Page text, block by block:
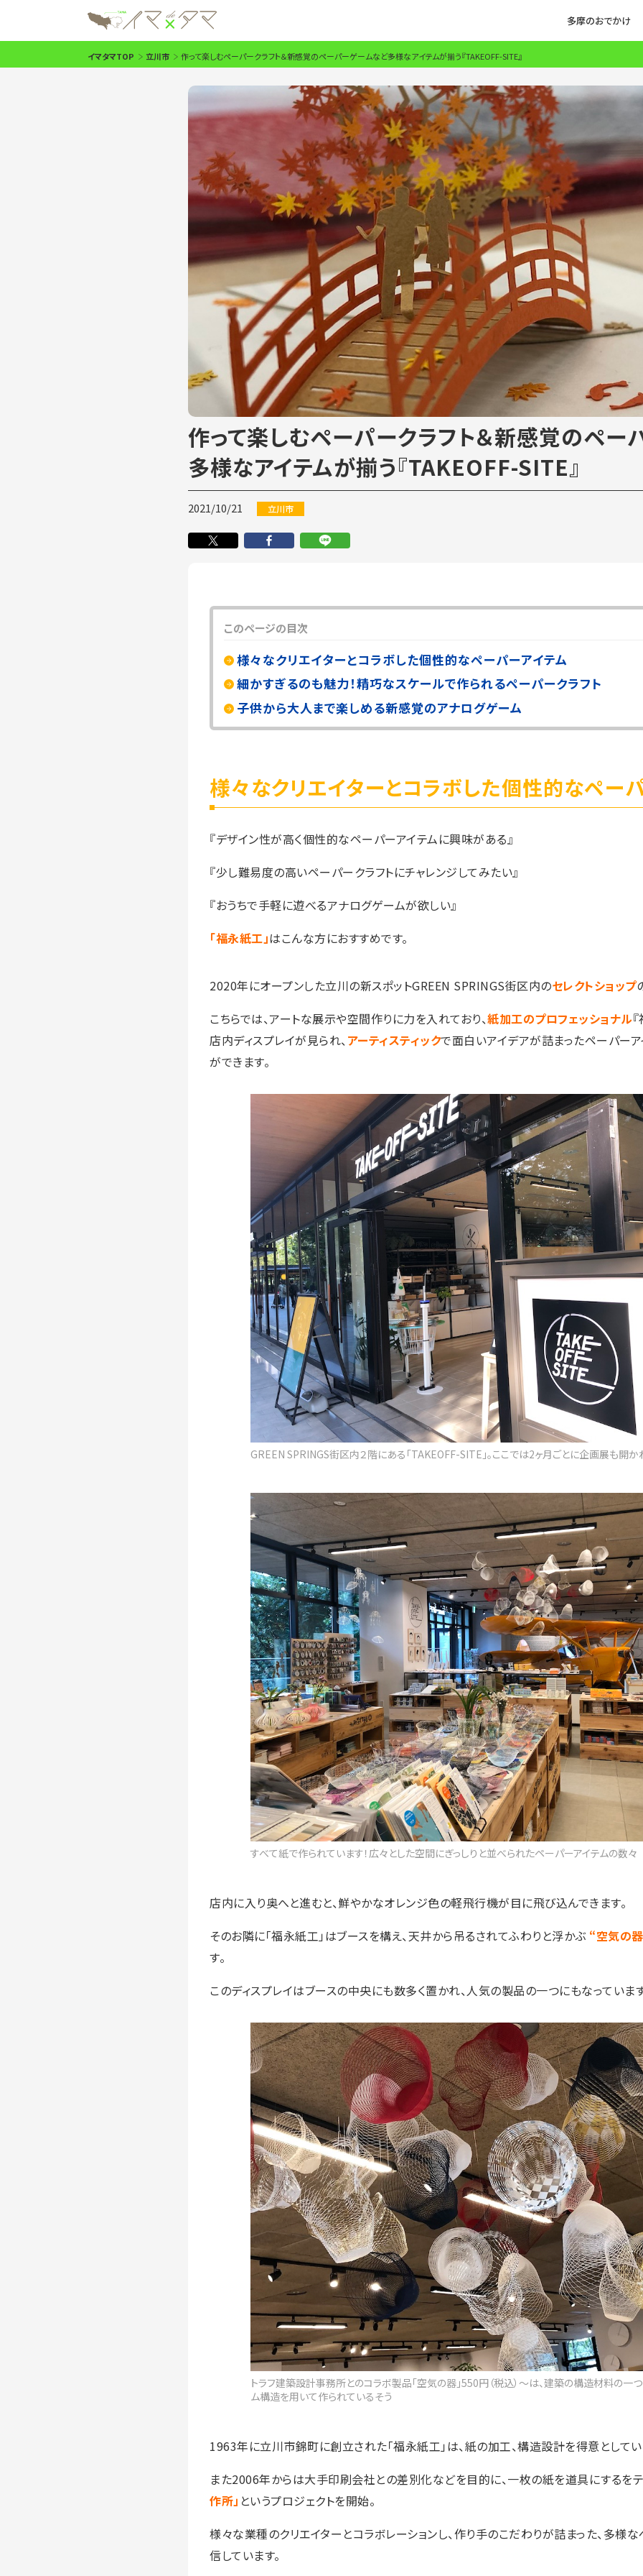
多摩のおでかけ
イマタマTOP 立川市 作って楽しむペーパークラフト＆新感覚のペーパーゲームなど多様なアイテムが揃う『TAKEOFF-SITE』
作って楽しむペーパークラフト＆新感覚のペー
多様なアイテムが揃う『TAKEOFF-SITE』
2021/10/21 立川市
このページの目次
様々なクリエイターとコラボした個性的なペーパーアイテム
細かすぎるのも魅力！精巧なスケールで作られるペーパークラフト
子供から大人まで楽しめる新感覚のアナログゲーム
様々なクリエイターとコラボした個性的なペー
『デザイン性が高く個性的なペーパーアイテムに興味がある』
『少し難易度の高いペーパークラフトにチャレンジしてみたい』
『おうちで手軽に遊べるアナログゲームが欲しい』
「福永紙工」はこんな方におすすめです。
2020年にオープンした立川の新スポットGREEN SPRINGS街区内のセレクトショップ
こちらでは、アートな展示や空間作りに力を入れており、紙加工のプロフェッショナル
店内ディスプレイが見られ、アーティスティックで面白いアイデアが詰まったペーパー
ができます。
GREEN SPRINGS街区内２階にある「TAKEOFF-SITE」。ここでは2ヶ月ごとに企画展も開か
すべて紙で作られています！広々とした空間にぎっしりと並べられたペーパーアイテムの数々
店内に入り奥へと進むと、鮮やかなオレンジ色の軽飛行機が目に飛び込んできます。
そのお隣に「福永紙工」はブースを構え、天井から吊るされてふわりと浮かぶ“空気の
す。
このディスプレイはブースの中央にも数多く置かれ、人気の製品の一つにもなっていま
トラフ建築設計事務所とのコラボ製品「空気の器」550円（税込）〜は、建築の構造材料の一
ム構造を用いて作られているそう
1963年に立川市錦町に創立された「福永紙工」は、紙の加工、構造設計を得意としてい
また2006年からは大手印刷会社との差別化などを目的に、一枚の紙を道具にするを
作所」 というプロジェクトを開始。
様々な業種のクリエイターとコラボレーションし、作り手のこだわりが詰まった、多様
信しています。